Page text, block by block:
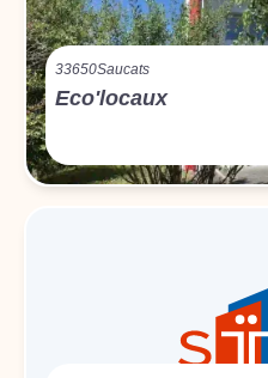
33650Saucats
Eco'locaux